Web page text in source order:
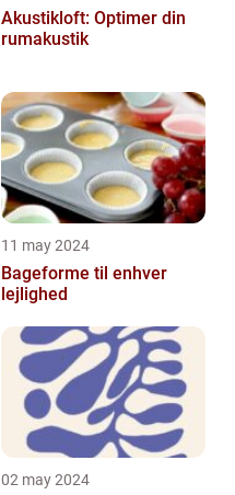
Akustikloft: Optimer din
rumakustik
11 may 2024
Bageforme til enhver
lejlighed
02 may 2024